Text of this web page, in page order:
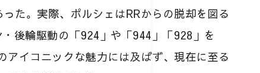
た。実際、ポルシェはRRからの脱却を図る
後輪駆動の「924」や「944」「928」を
イコニックな魅力には及ばず、現在に至る